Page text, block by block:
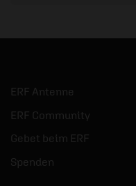
ERF Antenne
ERF Community
Gebet beim ERF
Spenden